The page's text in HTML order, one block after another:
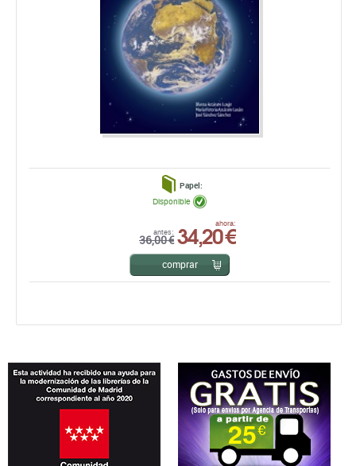
Papel:
antes:
36,00 €
ahora:
34,20 €
Disponible
comprar